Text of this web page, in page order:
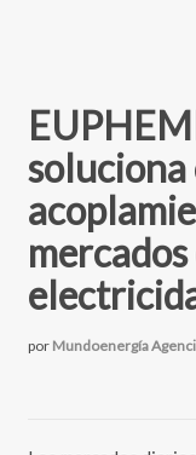
soluciona
por Mundoenergía